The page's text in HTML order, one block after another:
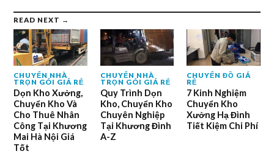
READ NEXT →
CHUYỂN NHÀ
TRỌN GÓI GIÁ RẺ
Dọn Kho Xưởng,
Chuyển Kho Và
Cho Thuê Nhân
Công Tại Khương
Mai Hà Nội Giá
Tốt
CHUYỂN NHÀ
TRỌN GÓI GIÁ RẺ
Quy Trình Dọn
Kho, Chuyển Kho
Chuyên Nghiệp
Tại Khương Đình
A-Z
CHUYỂN ĐỒ GIÁ
RẺ
7 Kinh Nghiệm
Chuyển Kho
Xưởng Hạ Đình
Tiết Kiệm Chi Phí